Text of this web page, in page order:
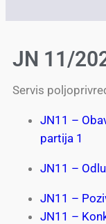
JN 11/
Servis
JN11 –
partija 1
JN11 –
JN11 –
JN11 –